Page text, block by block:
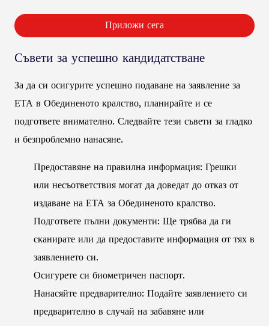
Приложи сега
Съвети за успешно кандидатстване
За да си осигурите успешно подаване на заявление за
ЕТА в Обединеното кралство, планирайте и се
подгответе внимателно. Следвайте тези съвети за гладко
и безпроблемно нанасяне.
Предоставяне на правилна информация: Грешки
или несъответствия могат да доведат до отказ от
издаване на ЕТА за Обединеното кралство.
Подгответе пълни документи: Ще трябва да ги
сканирате или да предоставите информация от тях в
заявлението си.
Осигурете си биометричен паспорт.
Нанасяйте предварително: Подайте заявлението си
предварително в случай на забавяне или